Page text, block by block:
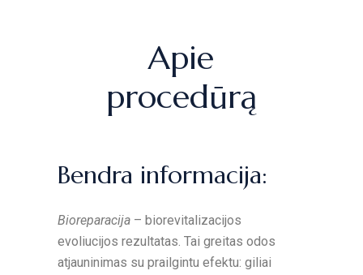
Apie
procedūrą
Bendra informacija:
Bioreparacija – biorevitalizacijos
evoliucijos rezultatas. Tai greitas odos
atjauninimas su prailgintu efektu: giliai